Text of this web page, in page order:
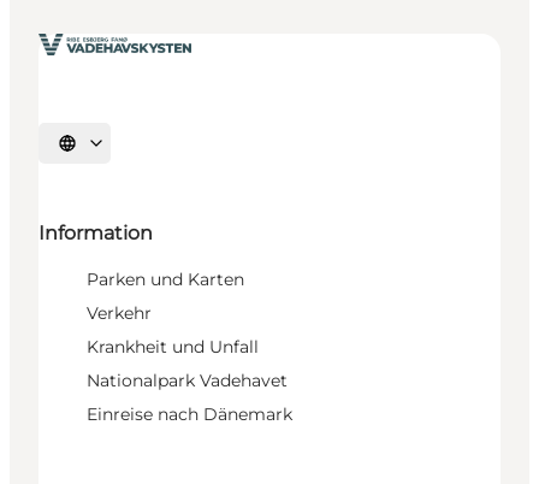
Sprache auswählen
Information
Parken und Karten
Verkehr
Krankheit und Unfall
Nationalpark Vadehavet
Einreise nach Dänemark